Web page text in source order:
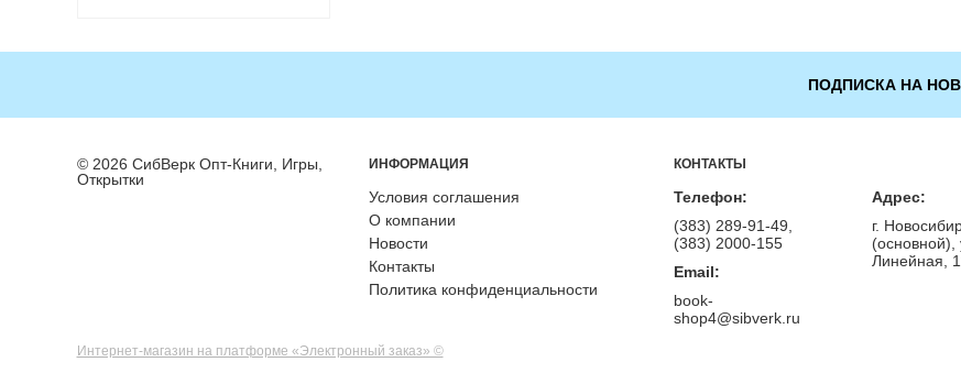
ПОДПИСКА НА
© 2026 СибВерк Опт-Книги, Игры,
Открытки
ИНФОРМАЦИЯ
Условия соглашения
О компании
Новости
Контакты
Политика конфиденциальности
КОНТАКТЫ
Телефон:
(383) 289-91-49,
(383) 2000-155
Email:
book-
shop4@sibverk.ru
Адрес:
г.
(основной),
Линейная,
Интернет-магазин на платформе «Электронный заказ» ©